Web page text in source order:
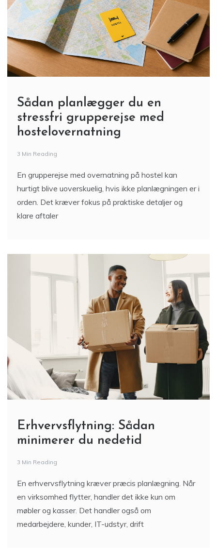
Sådan planlægger du en
stressfri grupperejse med
hostelovernatning
3 Min Reading
En grupperejse med overnatning på hostel kan
hurtigt blive uoverskuelig, hvis ikke planlægningen er i
orden. Det kræver fokus på praktiske detaljer og
klare aftaler
Erhvervsflytning: Sådan
minimerer du nedetid
3 Min Reading
En erhvervsflytning kræver præcis planlægning. Når
en virksomhed flytter, handler det ikke kun om
møbler og kasser. Det handler også om
medarbejdere, kunder, IT-udstyr, drift